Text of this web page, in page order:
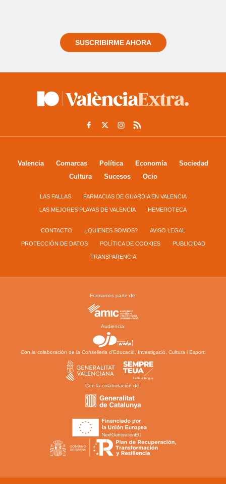
SUSCRIBIRME AHORA
Valencia Comarcas Política Economía
Sociedad
Cultura
Sucesos Ocio
LAS FALLAS FARMACIAS DE GUARDIA EN VALENCIA
LAS MEJORES PLAYAS DE VALENCIA HEMEROTECA
CONTACTO ¿QUIENES SOMOS? AVISO LEGAL
PROTECCIÓN DE DATOS POLÍTICA DE COOKIES PUBLICIDAD
TRANSPARENCIA
Formamos parte de:
Audiencia:
Con la colaboración de la Conselleria d’Educació, Investigació, Cultura i Esport:
Con la colaboración de: